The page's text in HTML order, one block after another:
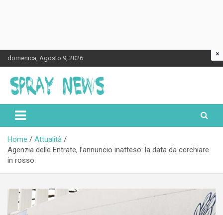
Skip
to
content
domenica, Agosto 9, 2026
Spraynews.it
Home
Attualità
Agenzia delle Entrate, l’annuncio inatteso: la data da cerchiare
in rosso
×